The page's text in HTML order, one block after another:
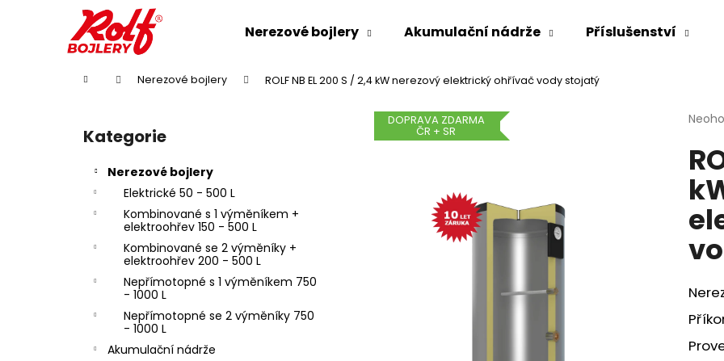
Nerezové bojlery Akumulační nádrže Příslušenství
Domů Nerezové bojlery ROLF NB EL 200 S / 2,4 kW nerezový elektrický ohřívač vody stojatý
Přeskočit
kategorie
Kategorie
Nerezové bojlery
Elektrické 50 - 500 L
Kombinované s 1 výměníkem +
elektroohřev 150 - 500 L
Kombinované se 2 výměníky +
elektroohřev 200 - 500 L
Nepřímotopné s 1 výměníkem 750
- 1000 L
Nepřímotopné se 2 výměníky 750
- 1000 L
Akumulační nádrže
je
0,0
5
DOPRAVA ZDARMA
ČR + SR
Zpět
Zpět
Co potřebujete najít?
Doporučujeme